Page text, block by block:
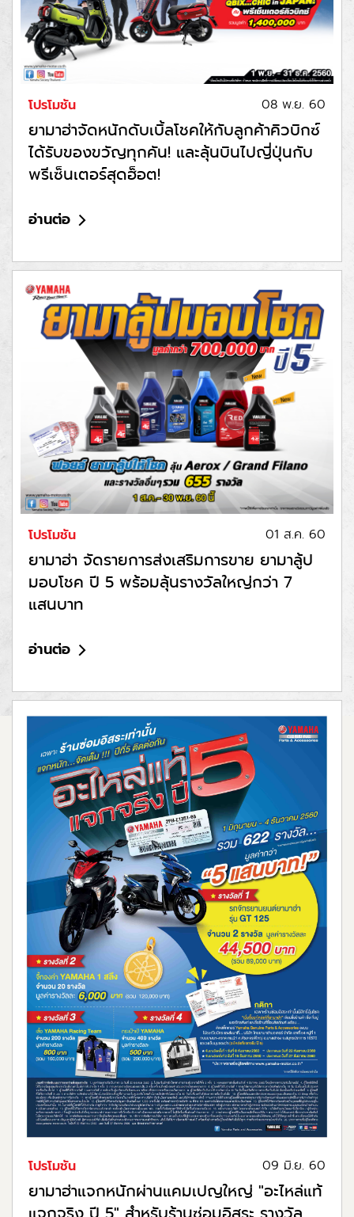
โปรโมชัน
ยามาฮ่าจัดหนักดับเบิ้ลโชคให้กับลูกค้าคิวบิกซ์
ได้รับของขวัญทุกคัน! และลุ้นบินไปญี่ปุ่นกับ
พรีเซ็นเตอร์สุดฮ็อต!
08 พ.ย. 60
อ่านต่อ
โปรโมชัน
ยามาฮ่า จัดรายการส่งเสริมการขาย ยามาลู้ป
มอบโชค ปี 5 พร้อมลุ้นรางวัลใหญ่กว่า 7
แสนบาท
01 ส.ค. 60
อ่านต่อ
โปรโมชัน
ยามาฮ่าแจกหนักผ่านแคมเปญใหญ่ "อะไหล่แท้
09 มิ.ย. 60